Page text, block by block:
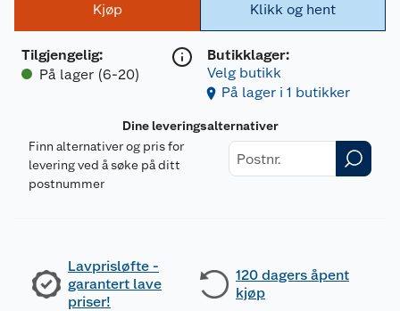
Kjøp
Tilgjengelig:
På lager (6-20)
Klikk og hent
Butikklager:
Velg butikk
På lager i 1 butikker
Dine leveringsalternativer
Finn alternativer og pris for
levering ved å søke på ditt
postnummer
Lavprisløfte -
garantert lave
priser!
120 dagers åpent
kjøp